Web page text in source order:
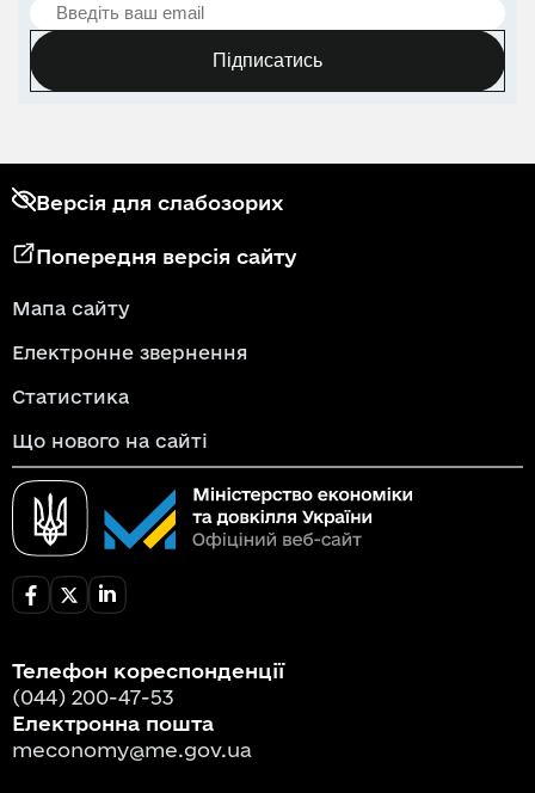
Підписатись
Версія для слабозорих
Попередня версія сайту
Мапа сайту
Електронне звернення
Статистика
Що нового на сайті
Телефон кореспонденції
(044) 200-47-53
Електронна пошта
meconomy@me.gov.ua